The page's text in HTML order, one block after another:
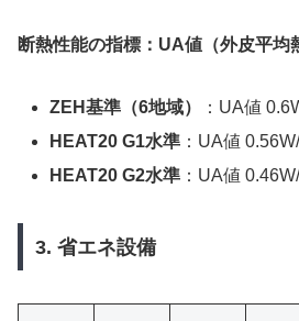
断熱性能の指標：UA値（外皮平均
ZEH基準（6地域）
：UA値
HEAT20 G1水準 ：UA値
HEAT20 G2水準 ：UA値
3. 省エネ設備